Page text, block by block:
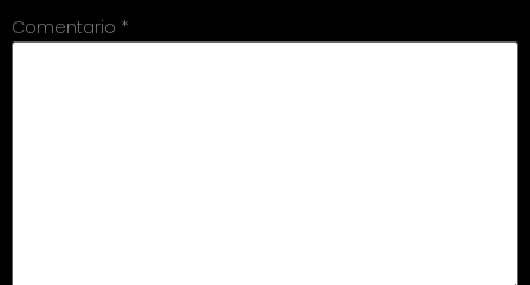
Comentario *